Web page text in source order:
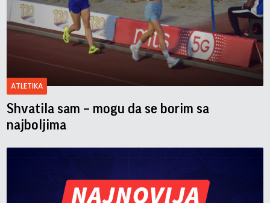
ATLETIKA
Shvatila sam – mogu da se borim sa
najboljima